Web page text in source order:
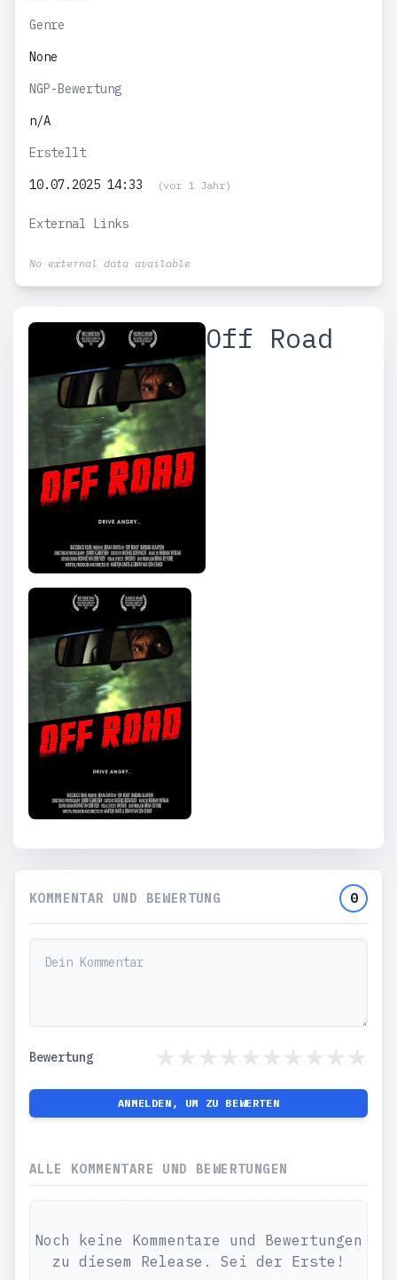
Genre
None
NGP-Bewertung
n/A
Erstellt
10.07.2025 14:33
(vor 1 Jahr)
External Links
No external data available
Off Road
KOMMENTAR UND BEWERTUNG 0
Bewertung
ANMELDEN, UM ZU BEWERTEN
ALLE KOMMENTARE UND BEWERTUNGEN
Noch keine Kommentare und Bewertungen
zu diesem Release. Sei der Erste!